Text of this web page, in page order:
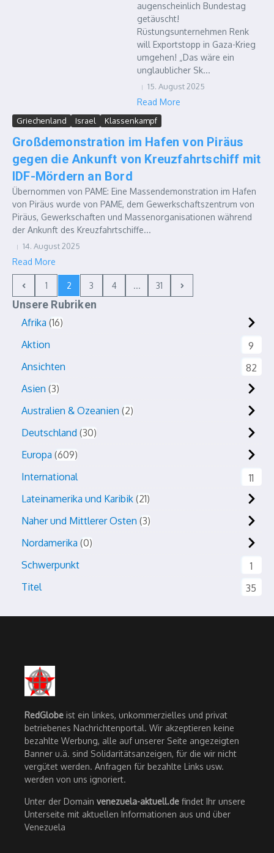
augenscheinlich Bundestag
getäuscht!
Rüstungsunternehmen Renk
will Exportstopp in Gaza-Krieg
umgehen! „Das wäre ein
unglaublicher Sk...
15. August 2025
Read More
Griechenland Israel Klassenkampf
Großdemonstration im Hafen von Piräus
gegen die Ankunft von Kreuzfahrtschiff mit
IDF-Mördern an Bord
Übernommen von PAME: Eine Massendemonstration im Hafen
von Piräus wurde von PAME, dem Gewerkschaftszentrum von
Piräus, Gewerkschaften und Massenorganisationen während
der Ankunft des Kreuzfahrtschiffe...
14. August 2025
Read More
1 2 3 4 ... 31
Unsere Rubriken
Afrika 16
Aktion
9
Ansichten
82
Asien 3
Australien & Ozeanien 2
Deutschland 30
Europa 609
International
11
Lateinamerika und Karibik 21
Naher und Mittlerer Osten 3
Nordamerika 0
Schwerpunkt
1
Titel
35
RedGlobe ist ein linkes, unkommerzielles und privat
betriebenes Nachrichtenportal. Wir akzeptieren keine
bezahlte Werbung, alle auf unserer Seite angezeigten
Banner u.ä. sind Solidaritätsanzeigen, für die wir nicht
vergütet werden. Anfragen für bezahlte Links usw.
werden von uns ignoriert.
Unter der Domain venezuela-aktuell.de findet Ihr unsere
Unterseite mit aktuellen Informationen aus und über
Venezuela